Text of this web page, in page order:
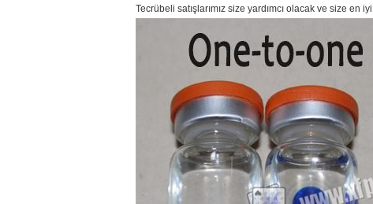
Tecrübeli satışlarımız size yardımcı olacak ve size en